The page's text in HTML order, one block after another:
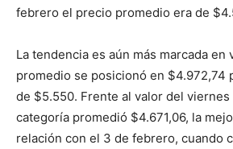
febrero el precio promedio era de
La tendencia es aún más marcada en
promedio se posicionó en $4.972,74
de $5.550. Frente al valor del viernes
categoría promedió $4.671,06, la
relación con el 3 de febrero, cuando